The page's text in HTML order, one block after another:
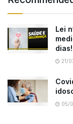
Lei
dias!
21/
05/